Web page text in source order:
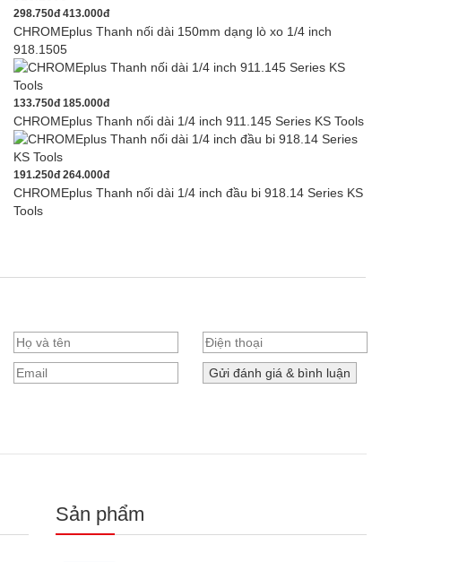
298.750đ413.000đ
CHROMEplus Thanh nối dài 150mm dạng lò xo 1/4 inch
918.1505
133.750đ185.000đ
CHROMEplus Thanh nối dài 1/4 inch 911.145 Series KS Tools
191.250đ264.000đ
CHROMEplus Thanh nối dài 1/4 inch đầu bi 918.14 Series KS
Tools
Sản phẩm